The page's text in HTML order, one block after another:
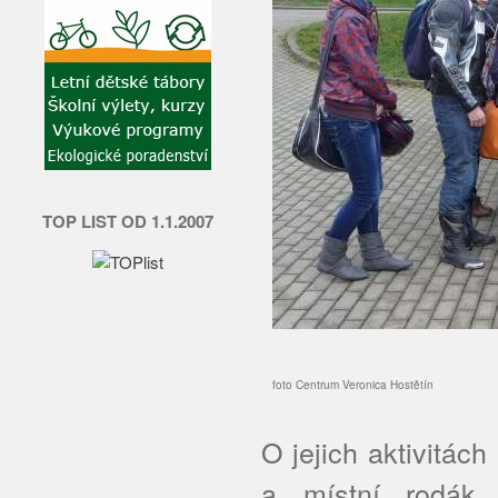
TOP LIST OD 1.1.2007
foto Centrum Veronica Hostětín
O jejich